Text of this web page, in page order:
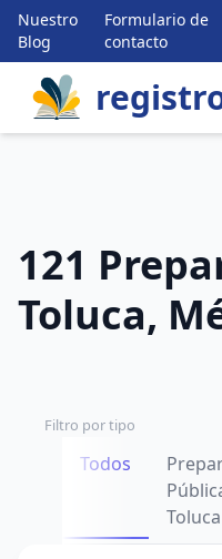
Nuestro
Blog
Formulario de
contacto
121
Toluca,
Filtro por tipo
Todos
Toluca